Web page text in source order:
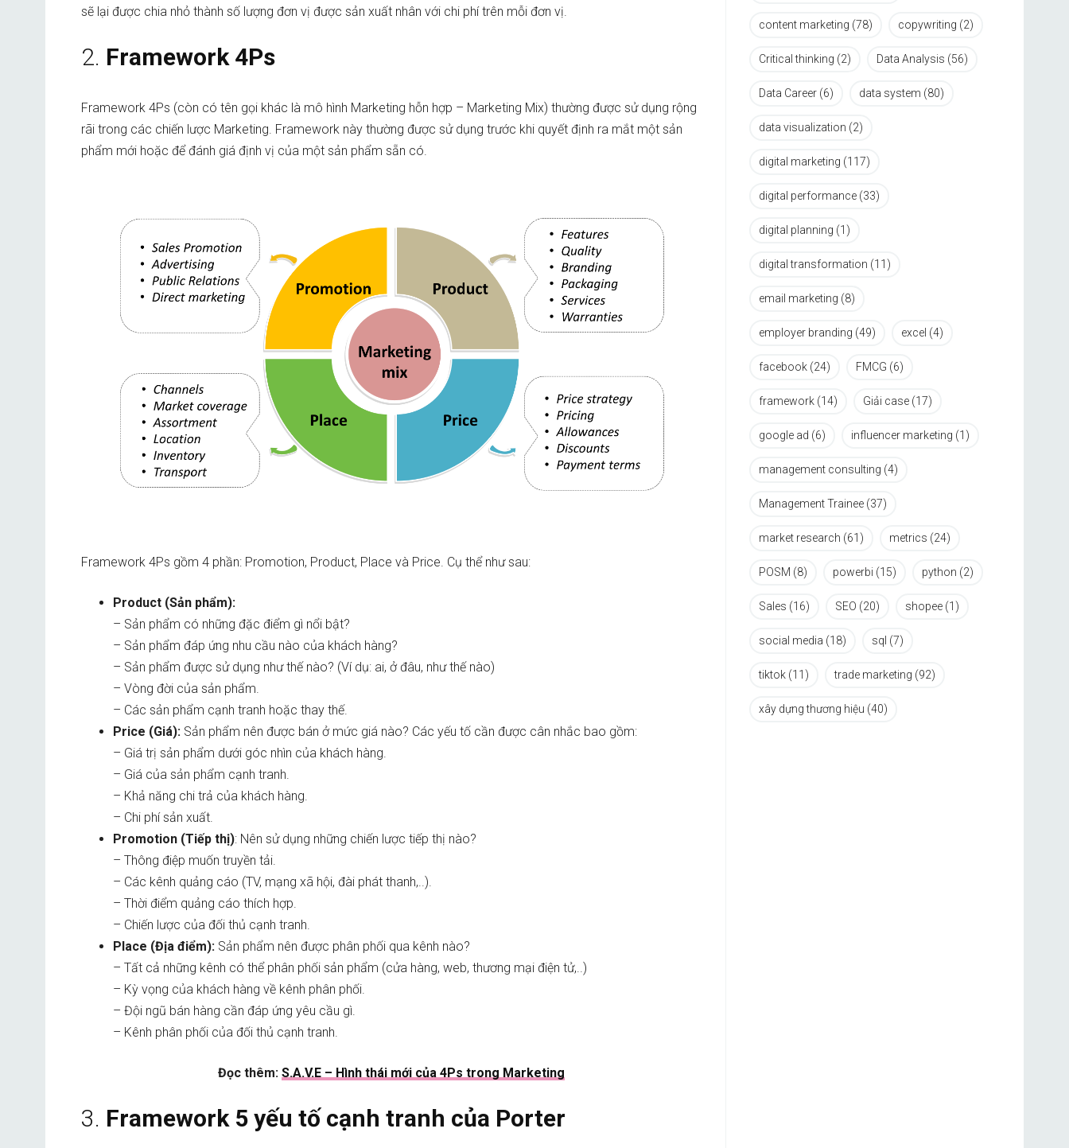
sẽ lại được chia nhỏ thành số lượng đơn vị được sản xuất nhân với chi phí trên mỗi đơn vị.
2. Framework 4Ps
Framework 4Ps (còn có tên gọi khác là mô hình Marketing hỗn hợp – Marketing Mix) thường được sử dụng rộng
rãi trong các chiến lược Marketing. Framework này thường được sử dụng trước khi quyết định ra mắt một sản
phẩm mới hoặc để đánh giá định vị của một sản phẩm sẵn có.
Framework 4Ps gồm 4 phần: Promotion, Product, Place và Price. Cụ thể như sau:
Product (Sản phẩm):
– Sản phẩm có những đặc điểm gì nổi bật?
– Sản phẩm đáp ứng nhu cầu nào của khách hàng?
– Sản phẩm được sử dụng như thế nào? (Ví dụ: ai, ở đâu, như thế nào)
– Vòng đời của sản phẩm.
– Các sản phẩm cạnh tranh hoặc thay thế.
Price (Giá): Sản phẩm nên được bán ở mức giá nào? Các yếu tố cần được cân nhắc bao gồm:
– Giá trị sản phẩm dưới góc nhìn của khách hàng.
– Giá của sản phẩm cạnh tranh.
– Khả năng chi trả của khách hàng.
– Chi phí sản xuất.
Promotion (Tiếp thị): Nên sử dụng những chiến lược tiếp thị nào?
– Thông điệp muốn truyền tải.
– Các kênh quảng cáo (TV, mạng xã hội, đài phát thanh,..).
– Thời điểm quảng cáo thích hợp.
– Chiến lược của đối thủ cạnh tranh.
Place (Địa điểm): Sản phẩm nên được phân phối qua kênh nào?
– Tất cả những kênh có thể phân phối sản phẩm (cửa hàng, web, thương mại điện tử,..)
– Kỳ vọng của khách hàng về kênh phân phối.
– Đội ngũ bán hàng cần đáp ứng yêu cầu gì.
– Kênh phân phối của đối thủ cạnh tranh.
Đọc thêm: S.A.V.E – Hình thái mới của 4Ps trong Marketing
3. Framework 5 yếu tố cạnh tranh của Porter
content marketing (78) copywriting (2)
Critical thinking (2) Data Analysis (56)
Data Career (6) data system (80)
data visualization (2)
digital marketing (117)
digital performance (33)
digital planning (1)
digital transformation (11)
email marketing (8)
employer branding (49) excel (4)
facebook (24) FMCG (6)
framework (14) Giải case (17)
google ad (6) influencer marketing (1)
management consulting (4)
Management Trainee (37)
market research (61) metrics (24)
POSM (8) powerbi (15) python (2)
Sales (16) SEO (20) shopee (1)
social media (18) sql (7)
tiktok (11) trade marketing (92)
xây dựng thương hiệu (40)